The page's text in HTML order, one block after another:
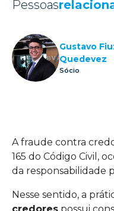
Pessoas
Gustavo
Quedevez
Sócio
A fraude contra
165 do Código Civil,
da responsabilidade
Nesse sentido, a